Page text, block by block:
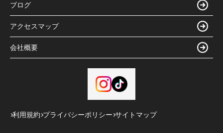
ブログ
アクセスマップ
会社概要
利用規約 プライバシーポリシー サイトマップ